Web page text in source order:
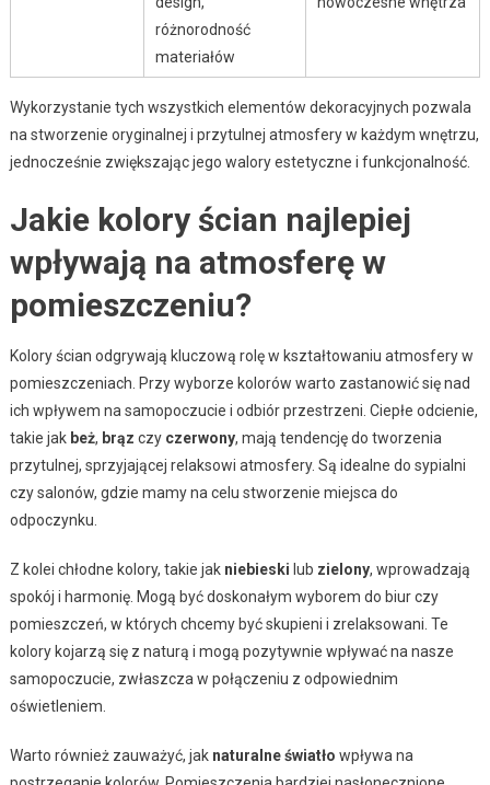
różnorodność
materiałów
Wykorzystanie tych wszystkich elementów dekoracyjnych pozwala
na stworzenie oryginalnej i przytulnej atmosfery w każdym wnętrzu,
jednocześnie zwiększając jego walory estetyczne i funkcjonalność.
Jakie kolory ścian najlepiej
wpływają na atmosferę w
pomieszczeniu?
Kolory ścian odgrywają kluczową rolę w kształtowaniu atmosfery w
pomieszczeniach. Przy wyborze kolorów warto zastanowić się nad
ich wpływem na samopoczucie i odbiór przestrzeni. Ciepłe odcienie,
takie jak beż, brąz czy czerwony, mają tendencję do tworzenia
przytulnej, sprzyjającej relaksowi atmosfery. Są idealne do sypialni
czy salonów, gdzie mamy na celu stworzenie miejsca do
odpoczynku.
Z kolei chłodne kolory, takie jak niebieski lub zielony, wprowadzają
spokój i harmonię. Mogą być doskonałym wyborem do biur czy
pomieszczeń, w których chcemy być skupieni i zrelaksowani. Te
kolory kojarzą się z naturą i mogą pozytywnie wpływać na nasze
samopoczucie, zwłaszcza w połączeniu z odpowiednim
oświetleniem.
Warto również zauważyć, jak naturalne światło wpływa na